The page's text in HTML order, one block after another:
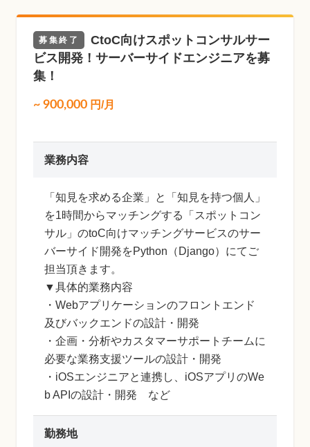
募集終了
CtoC向けスポットコンサルサー
ビス開発！サーバーサイドエンジニアを募
集！
~ 900,000 円/月
業務内容
「知見を求める企業」と「知見を持つ個人」
を1時間からマッチングする「スポットコン
サル」のtoC向けマッチングサービスのサー
バーサイド開発をPython（Django）にてご
担当頂きます。
▼具体的業務内容
・Webアプリケーションのフロントエンド
及びバックエンドの設計・開発
・企画・分析やカスタマーサポートチームに
必要な業務支援ツールの設計・開発
・iOSエンジニアと連携し、iOSアプリのWe
b APIの設計・開発 など
勤務地